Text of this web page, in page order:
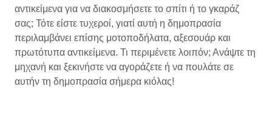
αντικείμενα για να διακοσμήσετε το σπίτι ή το γκαράζ
σας; Τότε είστε τυχεροί, γιατί αυτή η δημοπρασία
περιλαμβάνει επίσης μοτοποδήλατα, αξεσουάρ και
πρωτότυπα αντικείμενα. Τι περιμένετε λοιπόν; Ανάψτε τη
μηχανή και ξεκινήστε να αγοράζετε ή να πουλάτε σε
αυτήν τη δημοπρασία σήμερα κιόλας!